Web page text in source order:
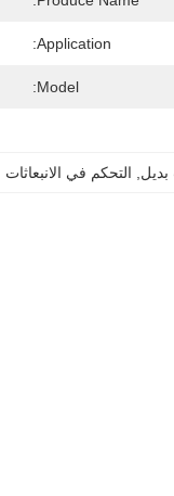
Application:
Model:
التحكم في الانبعاثات